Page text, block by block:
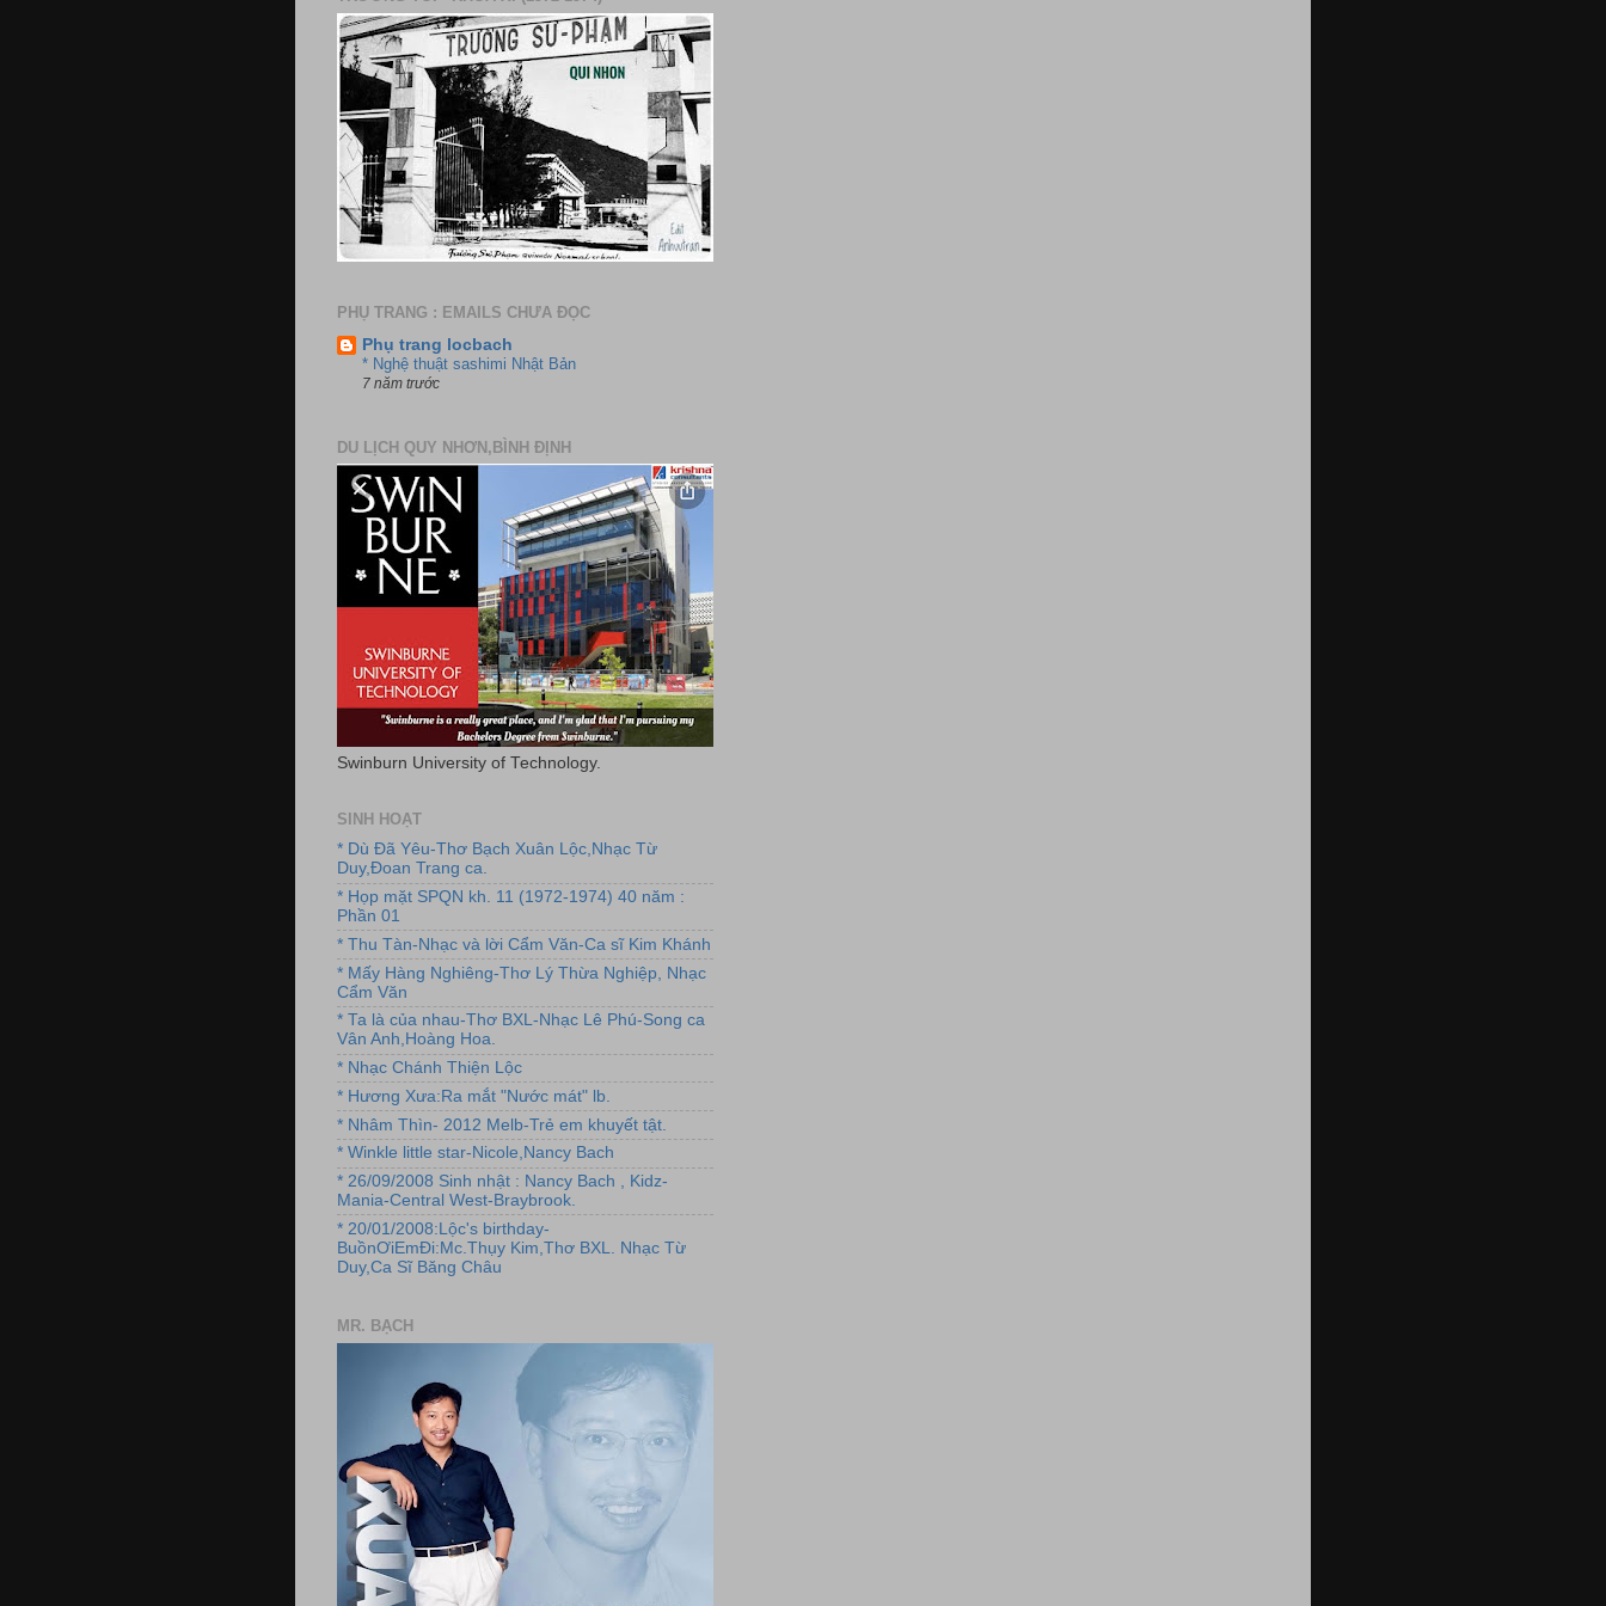
PHỤ TRANG : EMAILS CHƯA ĐỌC
Phụ trang locbach
* Nghệ thuật sashimi Nhật Bản
7 năm trước
DU LỊCH QUY NHƠN,BÌNH ĐỊNH
Swinburn University of Technology.
SINH HOẠT
* Dù Đã Yêu-Thơ Bạch Xuân Lộc,Nhạc Từ
Duy,Đoan Trang ca.
* Họp mặt SPQN kh. 11 (1972-1974) 40 năm :
Phần 01
* Thu Tàn-Nhạc và lời Cẩm Văn-Ca sĩ Kim Khánh
* Mấy Hàng Nghiêng-Thơ Lý Thừa Nghiệp, Nhạc
Cẩm Văn
* Ta là của nhau-Thơ BXL-Nhạc Lê Phú-Song ca
Vân Anh,Hoàng Hoa.
* Nhạc Chánh Thiện Lộc
* Hương Xưa:Ra mắt "Nước mát" lb.
* Nhâm Thìn- 2012 Melb-Trẻ em khuyết tật.
* Winkle little star-Nicole,Nancy Bach
* 26/09/2008 Sinh nhật : Nancy Bach , Kidz-
Mania-Central West-Braybrook.
* 20/01/2008:Lộc's birthday-
BuồnƠiEmĐi:Mc.Thụy Kim,Thơ BXL. Nhạc Từ
Duy,Ca Sĩ Băng Châu
MR. BẠCH